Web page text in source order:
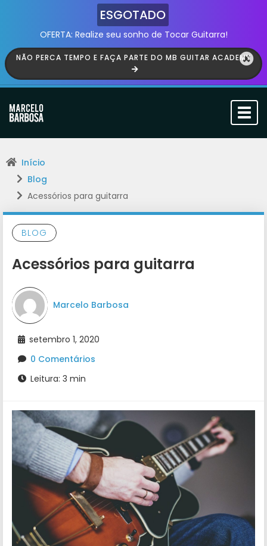
ESGOTADO
OFERTA: Realize seu sonho de Tocar Guitarra!
NÃO PERCA TEMPO E FAÇA PARTE DO MB GUITAR ACADEMY
Início
Blog
Acessórios para guitarra
BLOG
Acessórios para guitarra
Marcelo Barbosa
setembro 1, 2020
0 Comentários
Leitura: 3 min